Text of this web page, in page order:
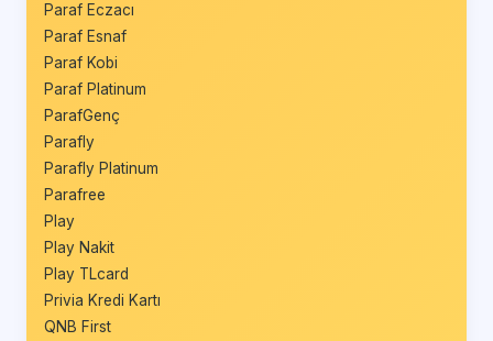
Paraf Eczacı
Paraf Esnaf
Paraf Kobi
Paraf Platinum
ParafGenç
Parafly
Parafly Platinum
Parafree
Play
Play Nakit
Play TLcard
Privia Kredi Kartı
QNB First